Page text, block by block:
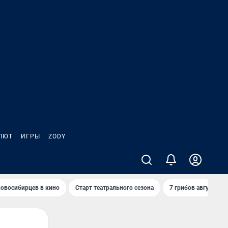
ИГРЫ ZODY
в кино Старт театрального сезона 7 грибов августа